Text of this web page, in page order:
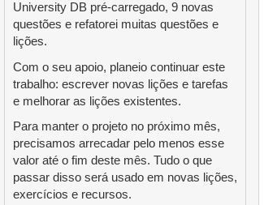
University DB pré-carregado, 9 novas
questões e refatorei muitas questões e
lições.
Com o seu apoio, planeio continuar este
trabalho: escrever novas lições e tarefas
e melhorar as lições existentes.
Para manter o projeto no próximo mês,
precisamos arrecadar pelo menos esse
valor até o fim deste mês. Tudo o que
passar disso será usado em novas lições,
exercícios e recursos.